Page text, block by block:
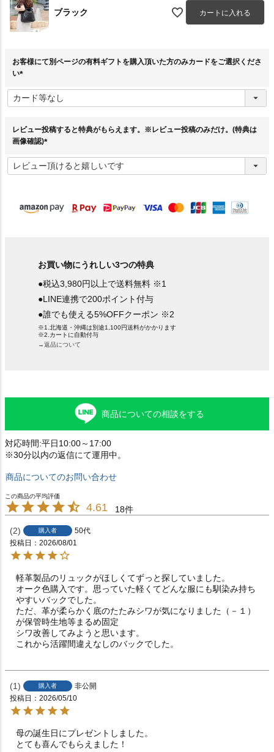
ブラック カートに入れる
お客様にて別ページの有料ギフトを購入頂いた方のみカードをご選択くださ
い
必
須
レビュー投稿すると特典がもらえます。※レビュー投稿のみだけ。(特典は
画像確認)
必
須
お買い物にうれしい3つの特典
●税込3,980円以上で送料無料 ※1
●LINE連携で200ポイント付与
●誰でも使える5%OFFクーポン ※2
※1.北海道・沖縄は別途1,100円送料がかかります
※2.カートに自動付与
→返品について
商品についての相談をする
対応時間:平日10:00～17:00
※30分以内の返信にて運用中。
商品についてのお問い合わせ
4.61 18
2 購入者
50代
投稿日
2026/08/01
軽革製品のリュックがほしくてずっと探していました。
オーク色購入です。思っていた軽くてどんな服にも馴染み持ち
やすいバックでした。
ただ、革が柔らかく底のたたみシワが気になりました（－１）
が保管時生地等まるめ固定
シワ改善してみようと思います。
これから活躍間違えなしのバックでした。
1 購入者
非公開
投稿日
2026/05/10
母の誕生日にプレゼントしました。
とても喜んでもらえました！